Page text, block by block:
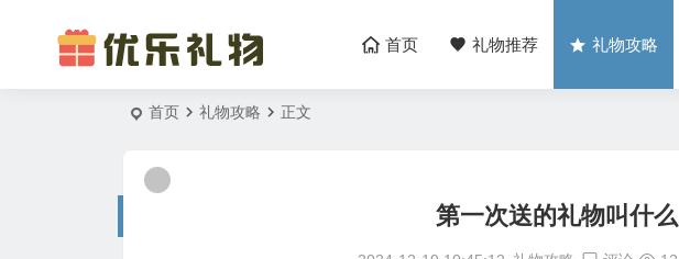
首页 礼物推荐 礼物攻略
首页 礼物攻略 正文
第一次送的礼物叫什么